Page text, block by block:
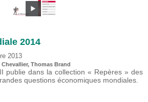
2014
2013
Thomas Brand
publie dans la collection « Repères » des
questions économiques mondiales.